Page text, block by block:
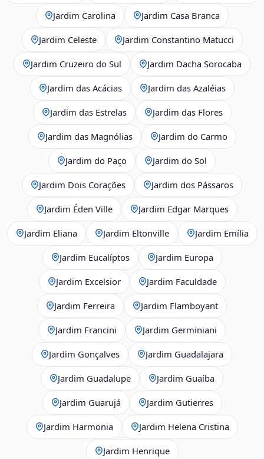
Jardim Carolina Jardim Casa Branca
Jardim Celeste Jardim Constantino Matucci
Jardim Cruzeiro do Sul Jardim Dacha Sorocaba
Jardim das Acácias Jardim das Azaléias
Jardim das Estrelas Jardim das Flores
Jardim das Magnólias Jardim do Carmo
Jardim do Paço Jardim do Sol
Jardim Dois Corações Jardim dos Pássaros
Jardim Éden Ville Jardim Edgar Marques
Jardim Eliana Jardim Eltonville Jardim Emília
Jardim Eucalíptos Jardim Europa
Jardim Excelsior Jardim Faculdade
Jardim Ferreira Jardim Flamboyant
Jardim Francini Jardim Germiniani
Jardim Gonçalves Jardim Guadalajara
Jardim Guadalupe Jardim Guaíba
Jardim Guarujá Jardim Gutierres
Jardim Harmonia Jardim Helena Cristina
Jardim Henrique